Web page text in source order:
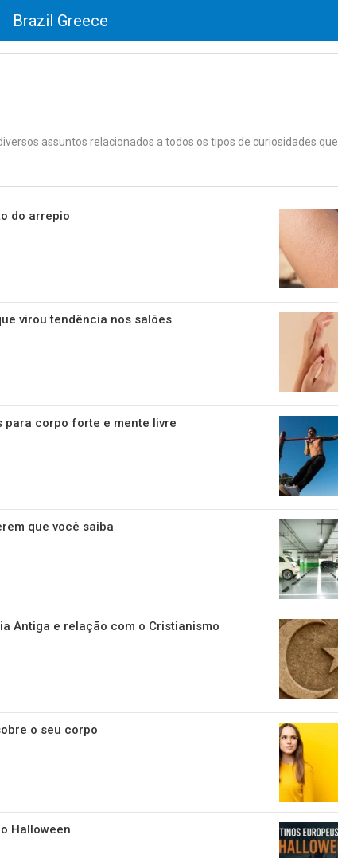
Brazil Greece
assuntos relacionados a todos os tipos de curiosidades que
do arrepio
virou tendência nos salões
para corpo forte e mente livre
que você saiba
Antiga e relação com o Cristianismo
o seu corpo
Halloween